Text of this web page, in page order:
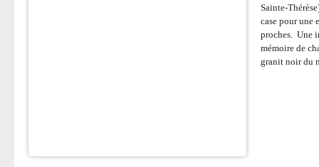
Sainte-
case pour une
proches. Une
mémoire de
granit noir du